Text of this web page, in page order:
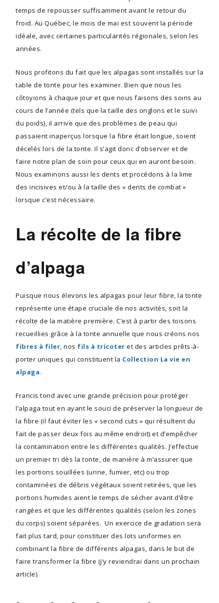
temps de repousser suffisamment avant le retour du
froid. Au Québec, le mois de mai est souvent la période
idéale, avec certaines particularités régionales, selon les
années.
Nous profitons du fait que les alpagas sont installés sur la
table de tonte pour les examiner. Bien que nous les
côtoyions à chaque jour et que nous faisons des soins au
cours de l’année (tels que la taille des onglons et le suivi
du poids), il arrive que des problèmes de peau qui
passaient inaperçus lorsque la fibre était longue, soient
décelés lors de la tonte. Il s’agit donc d’observer et de
faire notre plan de soin pour ceux qui en auront besoin.
Nous examinons aussi les dents et procédons à la lime
des incisives et/ou à la taille des « dents de combat »
lorsque c’est nécessaire.
La récolte de la fibre
d’alpaga
Puisque nous élevons les alpagas pour leur fibre, la tonte
représente une étape cruciale de nos activités, soit la
récolte de la matière première. C’est à partir des toisons
recueillies grâce à la tonte annuelle que nous créons nos
fibres à filer , nos fils à tricoter et des articles prêts-à-
porter uniques qui constituent la Collection La vie en
alpaga.
Francis tond avec une grande précision pour protéger
l’alpaga tout en ayant le souci de préserver la longueur de
la fibre (il faut éviter les « second cuts » qui résultent du
fait de passer deux fois au même endroit) et d’empêcher
la contamination entre les différentes qualités. J’effectue
un premier tri dès la tonte, de manière à m’assurer que
les portions souillées (urine, fumier, etc) ou trop
contaminées de débris végétaux soient retirées, que les
portions humides aient le temps de sécher avant d’être
rangées et que les différentes qualités (selon les zones
du corps) soient séparées. Un exercice de gradation sera
fait plus tard, pour constituer des lots uniformes en
combinant la fibre de différents alpagas, dans le but de
faire transformer la fibre (j’y reviendrai dans un prochain
article).